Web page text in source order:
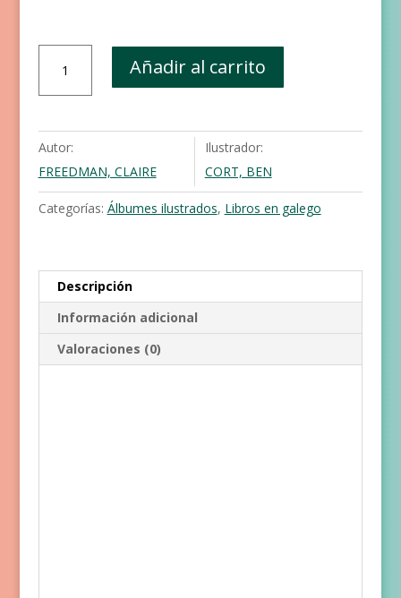
piratas
adoran
calzons
cantidad
Añadir al carrito
Autor:
FREEDMAN, CLAIRE
Ilustrador:
CORT, BEN
Categorías: Álbumes ilustrados, Libros en galego
Descripción
Información adicional
Valoraciones (0)